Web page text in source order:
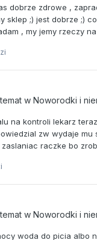
dobrze zdrowe ,
sklep ;) jest dobrze ;)
, my jemy rzeczy
temat w Noworodki i
na kontroli lekarz
zw wydaje
raczke bo
temat w Noworodki i
woda do picia albo